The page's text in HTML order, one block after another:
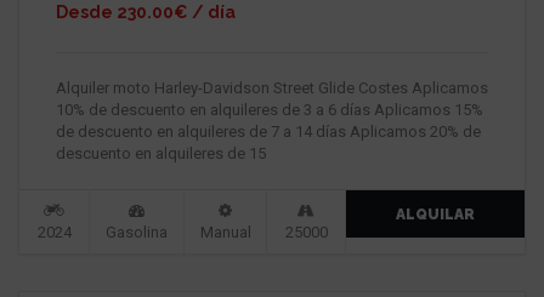
Desde 230.00€ / día
Alquiler moto Harley-Davidson Street Glide Costes Aplicamos
10% de descuento en alquileres de 3 a 6 días Aplicamos 15%
de descuento en alquileres de 7 a 14 días Aplicamos 20% de
descuento en alquileres de 15
2024 Gasolina Manual 25000
ALQUILAR